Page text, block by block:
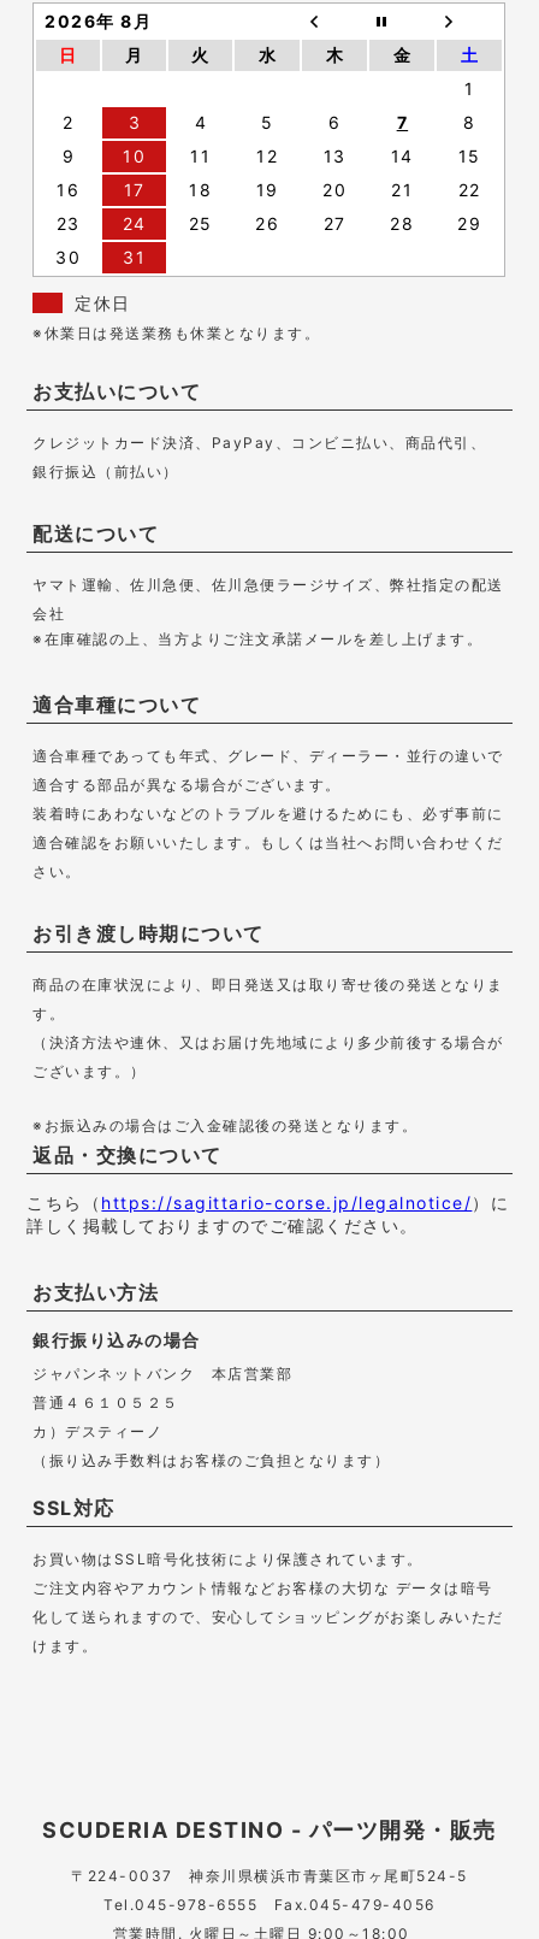
2026年 8月
日
月 火 水 木 金
土
1
2
3 4 5 6 7
8
9
10 11 12 13 14
15
16
17 18 19 20 21
22
23
24 25 26 27 28
29
30
31
定休日
※休業日は発送業務も休業となります。
お支払いについて
クレジットカード決済、PayPay、コンビニ払い、商品代引、
銀行振込（前払い）
配送について
ヤマト運輸、佐川急便、佐川急便ラージサイズ、弊社指定の配送
会社
※在庫確認の上、当方よりご注文承諾メールを差し上げます。
適合車種について
適合車種であっても年式、グレード、ディーラー・並行の違いで
適合する部品が異なる場合がございます。
装着時にあわないなどのトラブルを避けるためにも、必ず事前に
適合確認をお願いいたします。もしくは当社へお問い合わせくだ
さい。
お引き渡し時期について
商品の在庫状況により、即日発送又は取り寄せ後の発送となりま
す。
（決済方法や連休、又はお届け先地域により多少前後する場合が
ございます。）
※お振込みの場合はご入金確認後の発送となります。
返品・交換について
こちら（ https://sagittario-corse.jp/legalnotice/）に
詳しく掲載しておりますのでご確認ください。
お支払い方法
銀行振り込みの場合
ジャパンネットバンク 本店営業部
普通４６１０５２５
カ）デスティーノ
（振り込み手数料はお客様のご負担となります）
SSL対応
お買い物はSSL暗号化技術により保護されています。
ご注文内容やアカウント情報などお客様の大切な データは暗号
化して送られますので、安心してショッピングがお楽しみいただ
けます。
SCUDERIA DESTINO - パーツ開発・販売
〒224-0037神奈川県横浜市青葉区市ヶ尾町524-5
Tel.045-978-6555 Fax.045-479-4056
営業時間. 火曜日～土曜日 9:00～18:00